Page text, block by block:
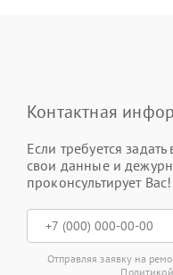
Контактная
Если требуется
свои данные и
проконсультирует Вас!
Отправляя заявку на